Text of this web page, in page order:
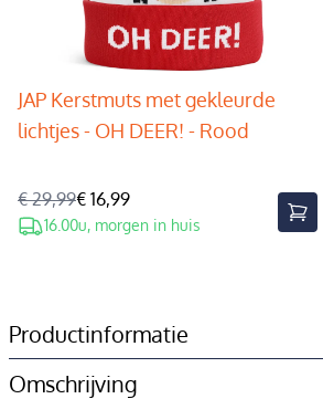
JAP Kerstmuts met gekleurde
lichtjes - OH DEER! - Rood
€ 29,99€ 16,99
16.00u, morgen in huis
Productinformatie
Omschrijving